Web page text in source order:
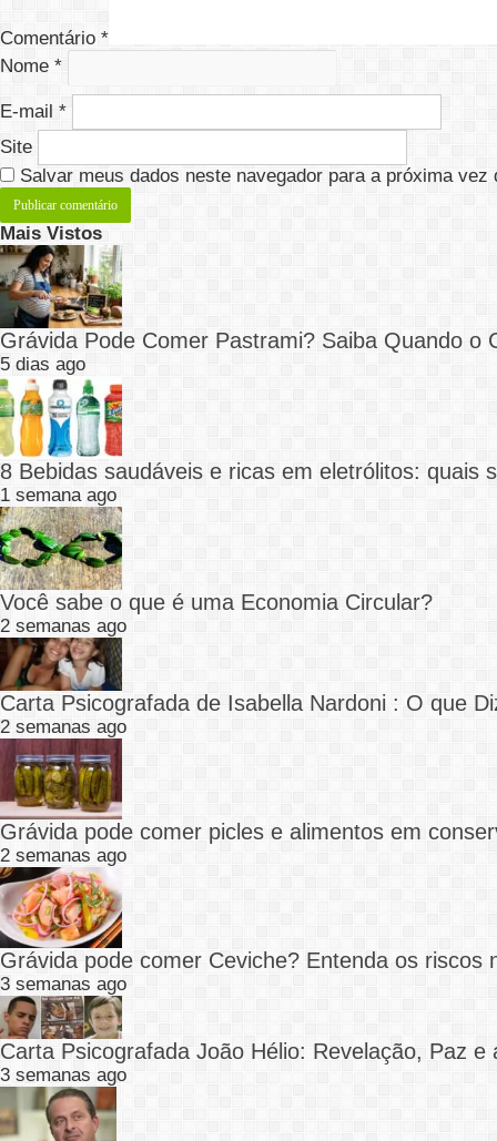
Comentário *
Nome *
E-mail *
Site
Salvar meus dados neste navegador para a próxima vez
Mais Vistos
Grávida Pode Comer Pastrami? Saiba Quando o
5 dias ago
8 Bebidas saudáveis e ricas em eletrólitos: quais
1 semana ago
Você sabe o que é uma Economia Circular?
2 semanas ago
Carta Psicografada de Isabella Nardoni : O que
2 semanas ago
Grávida pode comer picles e alimentos em
2 semanas ago
Grávida pode comer Ceviche? Entenda os riscos
3 semanas ago
Carta Psicografada João Hélio: Revelação, Paz e
3 semanas ago